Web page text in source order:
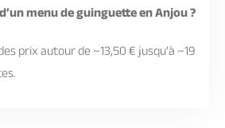
menu de guinguette en Anjou ?
prix autour de ~13,50 € jusqu’à ~19